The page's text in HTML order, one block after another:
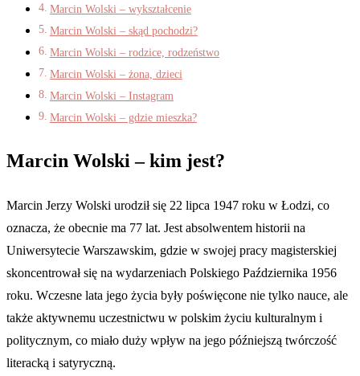
Marcin Wolski – wykształcenie
Marcin Wolski – skąd pochodzi?
Marcin Wolski – rodzice, rodzeństwo
Marcin Wolski – żona, dzieci
Marcin Wolski – Instagram
Marcin Wolski – gdzie mieszka?
Marcin Wolski – kim jest?
Marcin Jerzy Wolski urodził się 22 lipca 1947 roku w Łodzi, co
oznacza, że obecnie ma 77 lat. Jest absolwentem historii na
Uniwersytecie Warszawskim, gdzie w swojej pracy magisterskiej
skoncentrował się na wydarzeniach Polskiego Października 1956
roku. Wczesne lata jego życia były poświęcone nie tylko nauce, ale
także aktywnemu uczestnictwu w polskim życiu kulturalnym i
politycznym, co miało duży wpływ na jego późniejszą twórczość
literacką i satyryczną.